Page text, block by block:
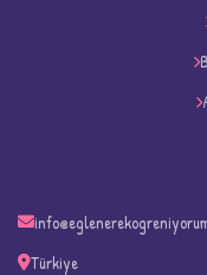
Türkiye